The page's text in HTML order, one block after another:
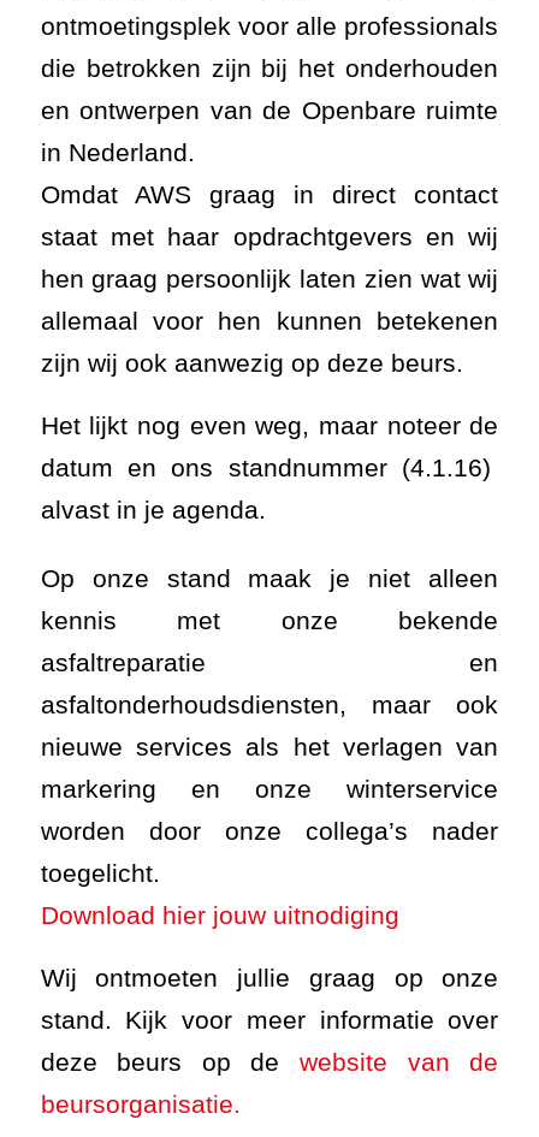
ontmoetingsplek voor alle professionals
die betrokken zijn bij het onderhouden
en ontwerpen van de Openbare ruimte
in Nederland.
Omdat AWS graag in direct contact
staat met haar opdrachtgevers en wij
hen graag persoonlijk laten zien wat wij
allemaal voor hen kunnen betekenen
zijn wij ook aanwezig op deze beurs.
Het lijkt nog even weg, maar noteer de
datum en ons standnummer (4.1.16)
alvast in je agenda.
Op onze stand maak je niet alleen
kennis met onze bekende
asfaltreparatie en
asfaltonderhoudsdiensten, maar ook
nieuwe services als het verlagen van
markering en onze winterservice
worden door onze collega’s nader
toegelicht.
Download hier jouw uitnodiging
Wij ontmoeten jullie graag op onze
stand. Kijk voor meer informatie over
deze beurs op de website van de
beursorganisatie.